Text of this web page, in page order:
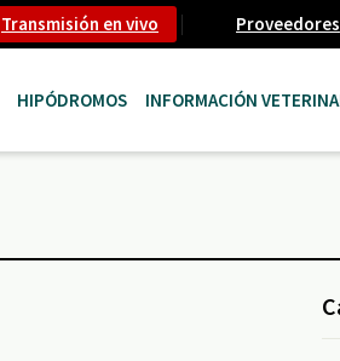
Transmisión en vivo Proveedores
HIPÓDROMOS INFORMACIÓN